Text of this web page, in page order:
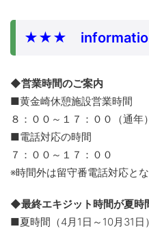
★★★
◆営業時間のご案内
■黄金崎休憩施設営業時間
８：００～１７：００（通年）
■電話対応の時間
７：００～１７：００
※時間外は留守番電話対応と
◆最終エキジット時間が夏時
■夏時間（4月1日～10月31日）